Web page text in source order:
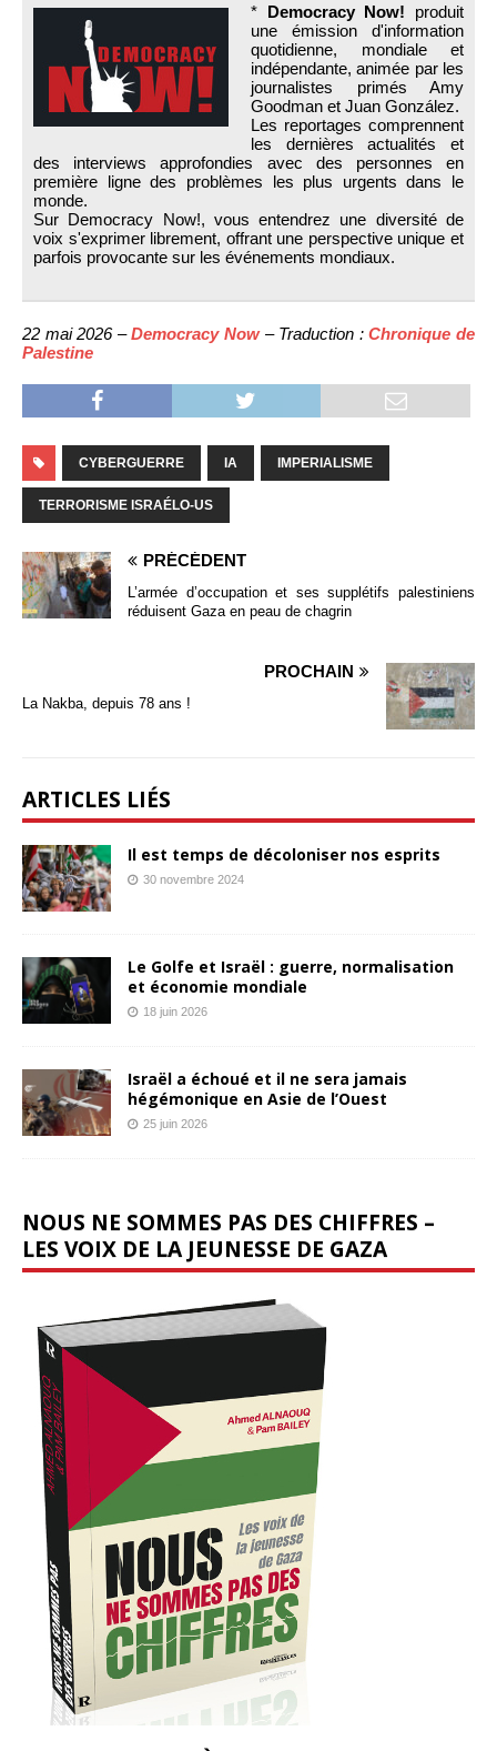
* Democracy Now! produit
une émission d'information
quotidienne, mondiale et
indépendante, animée par les
journalistes primés Amy
Goodman et Juan González.
Les reportages comprennent
les dernières actualités et
des interviews approfondies avec des personnes en
première ligne des problèmes les plus urgents dans le
monde.
Sur Democracy Now!, vous entendrez une diversité de
voix s'exprimer librement, offrant une perspective unique et
parfois provocante sur les événements mondiaux.
22 mai 2026 –Democracy Now– Traduction :Chronique de
Palestine
CYBERGUERRE IA IMPERIALISME
TERRORISME ISRAÉLO-US
PRÉCÉDENT
L’armée d’occupation et ses supplétifs palestiniens
réduisent Gaza en peau de chagrin
PROCHAIN
La Nakba, depuis 78 ans !
ARTICLES LIÉS
Il est temps de décoloniser nos esprits
30 novembre 2024
Le Golfe et Israël : guerre, normalisation
et économie mondiale
18 juin 2026
Israël a échoué et il ne sera jamais
hégémonique en Asie de l’Ouest
25 juin 2026
NOUS NE SOMMES PAS DES CHIFFRES –
LES VOIX DE LA JEUNESSE DE GAZA